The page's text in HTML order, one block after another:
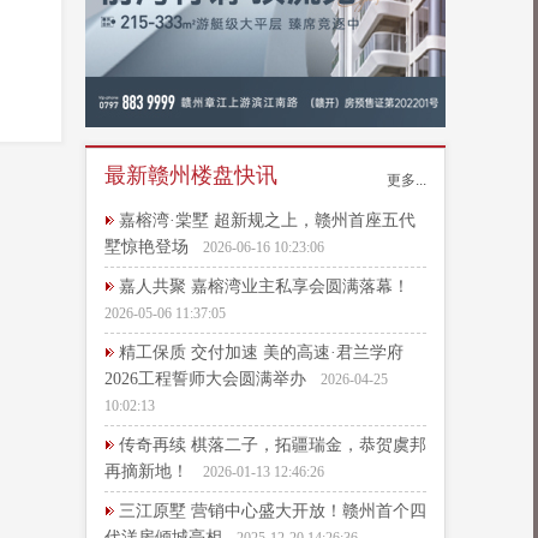
最新赣州楼盘快讯 更多...
嘉榕湾·棠墅 超新规之上，赣州首座五代
墅惊艳登场
2026-06-16 10:23:06
嘉人共聚 嘉榕湾业主私享会圆满落幕！
2026-05-06 11:37:05
精工保质 交付加速 美的高速·君兰学府
2026工程誓师大会圆满举办
2026-04-25
10:02:13
传奇再续 棋落二子，拓疆瑞金，恭贺虞邦
再摘新地！
2026-01-13 12:46:26
三江原墅 营销中心盛大开放！赣州首个四